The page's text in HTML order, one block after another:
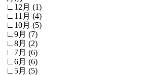
∟12月 (1)
∟11月 (4)
∟10月 (5)
∟9月 (7)
∟8月 (2)
∟7月 (6)
∟6月 (6)
∟5月 (5)